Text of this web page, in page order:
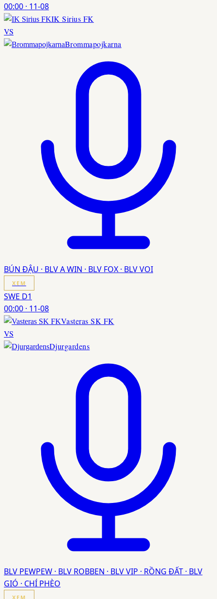
00:00 · 11-08
IK Sirius FK
VS
Brommapojkarna
BÚN ĐẬU · BLV A WIN · BLV FOX · BLV VOI
XEM
SWE D1
00:00 · 11-08
Vasteras SK FK
VS
Djurgardens
BLV PEWPEW · BLV ROBBEN · BLV VIP · RỒNG ĐẤT · BLV
GIÓ · CHÍ PHÈO
XEM